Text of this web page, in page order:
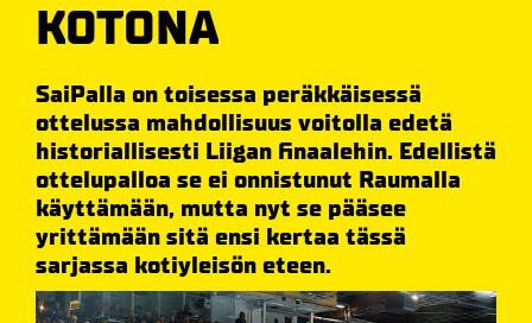
KOTONA
SaiPalla on toisessa peräkkäisessä
ottelussa mahdollisuus voitolla edetä
historiallisesti Liigan finaalehin. Edellistä
ottelupalloa se ei onnistunut Raumalla
käyttämään, mutta nyt se pääsee
yrittämään sitä ensi kertaa tässä
sarjassa kotiyleisön eteen.